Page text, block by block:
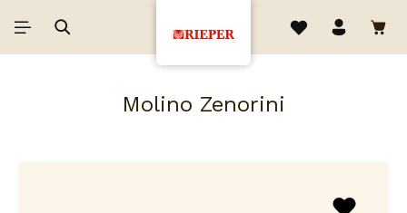
Molino Zenorini